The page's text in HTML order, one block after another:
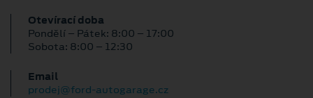
Otevírací doba
Pondělí – Pátek: 8:00 – 17:00
Sobota: 8:00 – 12:30
Email
prodej@ford-autogarage.cz